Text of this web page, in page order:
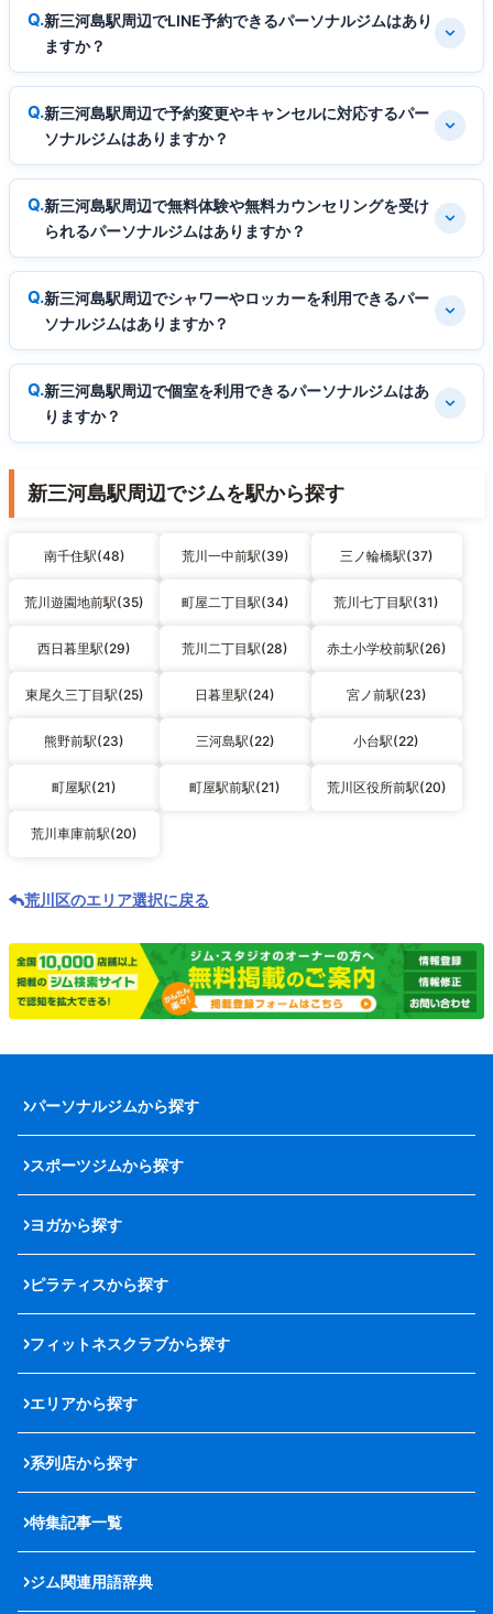
新三河島駅周辺でLINE予約できるパーソナルジムはあり
ますか？
新三河島駅周辺で予約変更やキャンセルに対応するパー
ソナルジムはありますか？
新三河島駅周辺で無料体験や無料カウンセリングを受け
られるパーソナルジムはありますか？
新三河島駅周辺でシャワーやロッカーを利用できるパー
ソナルジムはありますか？
新三河島駅周辺で個室を利用できるパーソナルジムはあ
りますか？
新三河島駅周辺でジムを駅から探す
南千住駅(48) 荒川一中前駅(39) 三ノ輪橋駅(37)
荒川遊園地前駅(35) 町屋二丁目駅(34) 荒川七丁目駅(31)
西日暮里駅(29) 荒川二丁目駅(28) 赤土小学校前駅(26)
東尾久三丁目駅(25) 日暮里駅(24) 宮ノ前駅(23)
熊野前駅(23) 三河島駅(22) 小台駅(22)
町屋駅(21) 町屋駅前駅(21) 荒川区役所前駅(20)
荒川車庫前駅(20)
荒川区のエリア選択に戻る
パーソナルジムから探す
スポーツジムから探す
ヨガから探す
ピラティスから探す
フィットネスクラブから探す
エリアから探す
系列店から探す
特集記事一覧
ジム関連用語辞典